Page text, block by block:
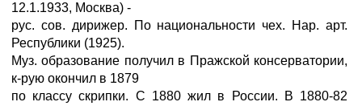
12.1.1933, Москва) -
рус. сов. дирижер. По национальности чех. Нар. арт.
Республики (1925).
Муз. образование получил в Пражской консерватории,
к-рую окончил в 1879
по классу скрипки. С 1880 жил в России. В 1880-82